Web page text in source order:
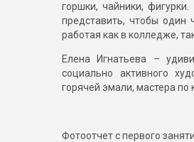
горшки, чайники,
представить, чтобы один
работая как в колледже,
Елена Игнатьева –
социально активного
горячей эмали, мастера по
Фотоотчет с первого